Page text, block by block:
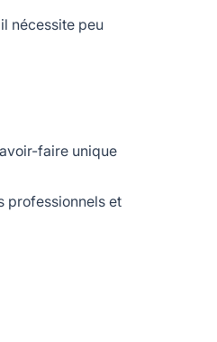
nécessite peu
faire unique
professionnels et